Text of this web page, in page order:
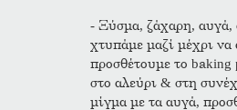
- Ξύσμα, ζάχαρη, αυγά,
χτυπάμε μαζί μέχρι
προσθέτουμε το baking
στο αλεύρι & στη
μίγμα με τα αυγά,